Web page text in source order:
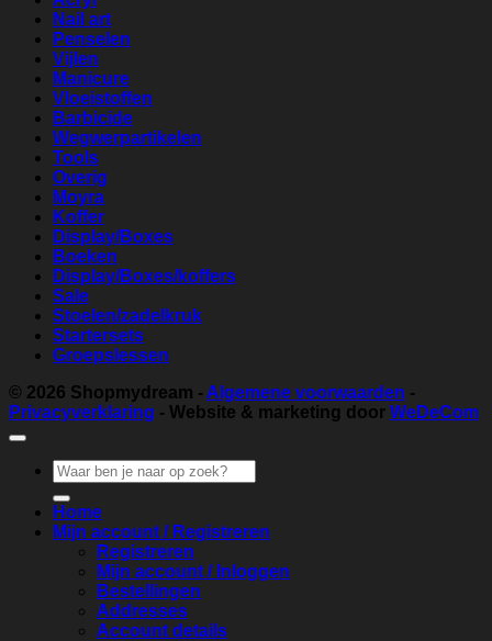
Nail art
Penselen
Vijlen
Manicure
Vloeistoffen
Barbicide
Wegwerpartikelen
Tools
Overig
Moyra
Koffer
Display/Boxes
Boeken
Display/Boxes/koffers
Sale
Stoelen/zadelkruk
Startersets
Groepslessen
© 2026 Shopmydream - Algemene voorwaarden -
Privacyverklaring - Website & marketing door WeDeCom
Zoeken
naar:
Home
Mijn account / Registreren
Registreren
Mijn account / Inloggen
Bestellingen
Addresses
Account details